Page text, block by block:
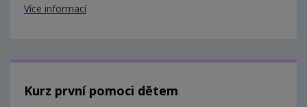
Více informací
Kurz první pomoci dětem